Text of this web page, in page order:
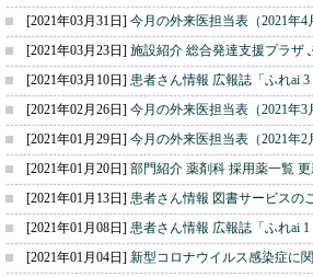
[2021年03月31日] 今月の外来医担当表（2021年4
[2021年03月23日] 施設紹介 総合発達支援プラザ
[2021年03月10日] 患者さん情報 広報誌「ふれai
[2021年02月26日] 今月の外来医担当表（2021年3
[2021年01月29日] 今月の外来医担当表（2021年2
[2021年01月20日] 部門紹介 薬剤科 採用薬一覧
[2021年01月13日] 患者さん情報 図書サービスの
[2021年01月08日] 患者さん情報 広報誌「ふれai
[2021年01月04日] 新型コロナウイルス感染症に